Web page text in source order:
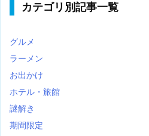
カテゴリ別記事一覧
グルメ
ラーメン
お出かけ
ホテル・旅館
謎解き
期間限定